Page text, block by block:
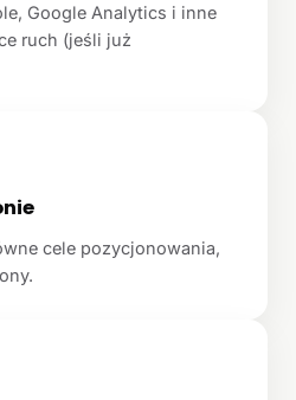
Google Analytics i inne
ruch (jeśli już
cele pozycjonowania,